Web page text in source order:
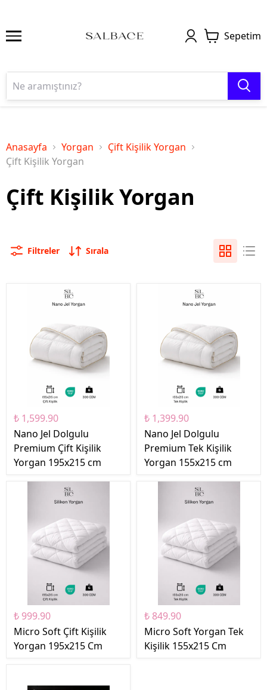
Sepetim
Anasayfa Yorgan
Çift Kişilik Yorgan
Çift Kişilik Yorgan
Çift Kişilik Yorgan
Filtreler Sırala
₺ 1,599.90
Nano Jel Dolgulu
Premium Çift Kişilik
Yorgan 195x215 cm
₺ 1,399.90
Nano Jel Dolgulu
Premium Tek Kişilik
Yorgan 155x215 cm
₺ 999.90
Micro Soft Çift Kişilik
Yorgan 195x215 Cm
₺ 849.90
Micro Soft Yorgan Tek
Kişilik 155x215 Cm